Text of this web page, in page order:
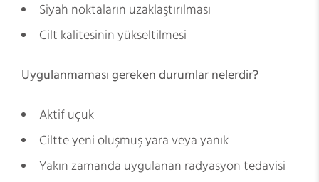
Siyah noktaların uzaklaştırılması
Cilt kalitesinin yükseltilmesi
Uygulanmaması gereken durumlar nelerdir?
Aktif uçuk
Ciltte yeni oluşmuş yara veya yanık
Yakın zamanda uygulanan radyasyon tedavisi